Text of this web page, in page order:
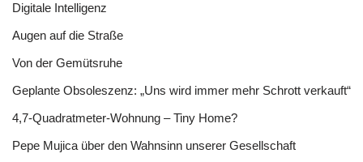
Digitale Intelligenz
Augen auf die Straße
Von der Gemütsruhe
Geplante Obsoleszenz: „Uns wird immer mehr Schrott verkauft“
4,7-Quadratmeter-Wohnung – Tiny Home?
Pepe Mujica über den Wahnsinn unserer Gesellschaft